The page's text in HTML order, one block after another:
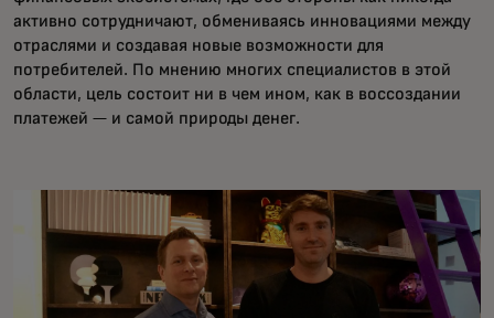
активно сотрудничают, обмениваясь инновациями между
отраслями и создавая новые возможности для
потребителей. По мнению многих специалистов в этой
области, цель состоит ни в чем ином, как в воссоздании
платежей — и самой природы денег.